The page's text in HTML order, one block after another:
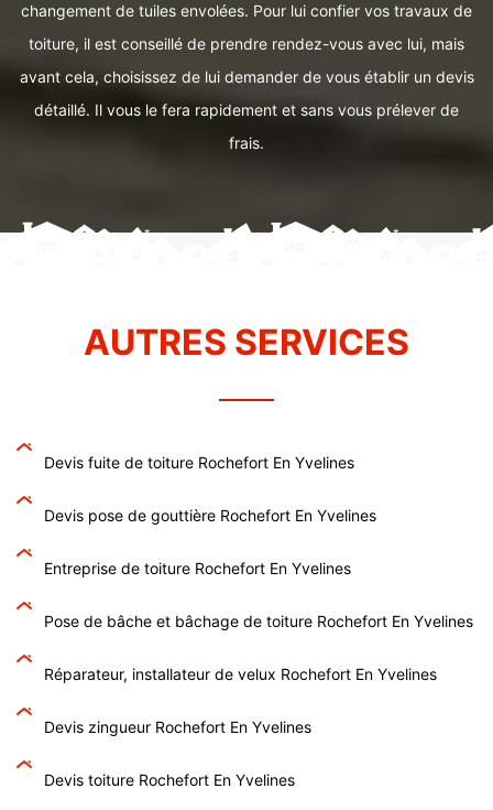
changement de tuiles envolées. Pour lui confier vos travaux de
toiture, il est conseillé de prendre rendez-vous avec lui, mais
avant cela, choisissez de lui demander de vous établir un devis
détaillé. Il vous le fera rapidement et sans vous prélever de
frais.
AUTRES SERVICES
Devis fuite de toiture Rochefort En Yvelines
Devis pose de gouttière Rochefort En Yvelines
Entreprise de toiture Rochefort En Yvelines
Pose de bâche et bâchage de toiture Rochefort En Yvelines
Réparateur, installateur de velux Rochefort En Yvelines
Devis zingueur Rochefort En Yvelines
Devis toiture Rochefort En Yvelines